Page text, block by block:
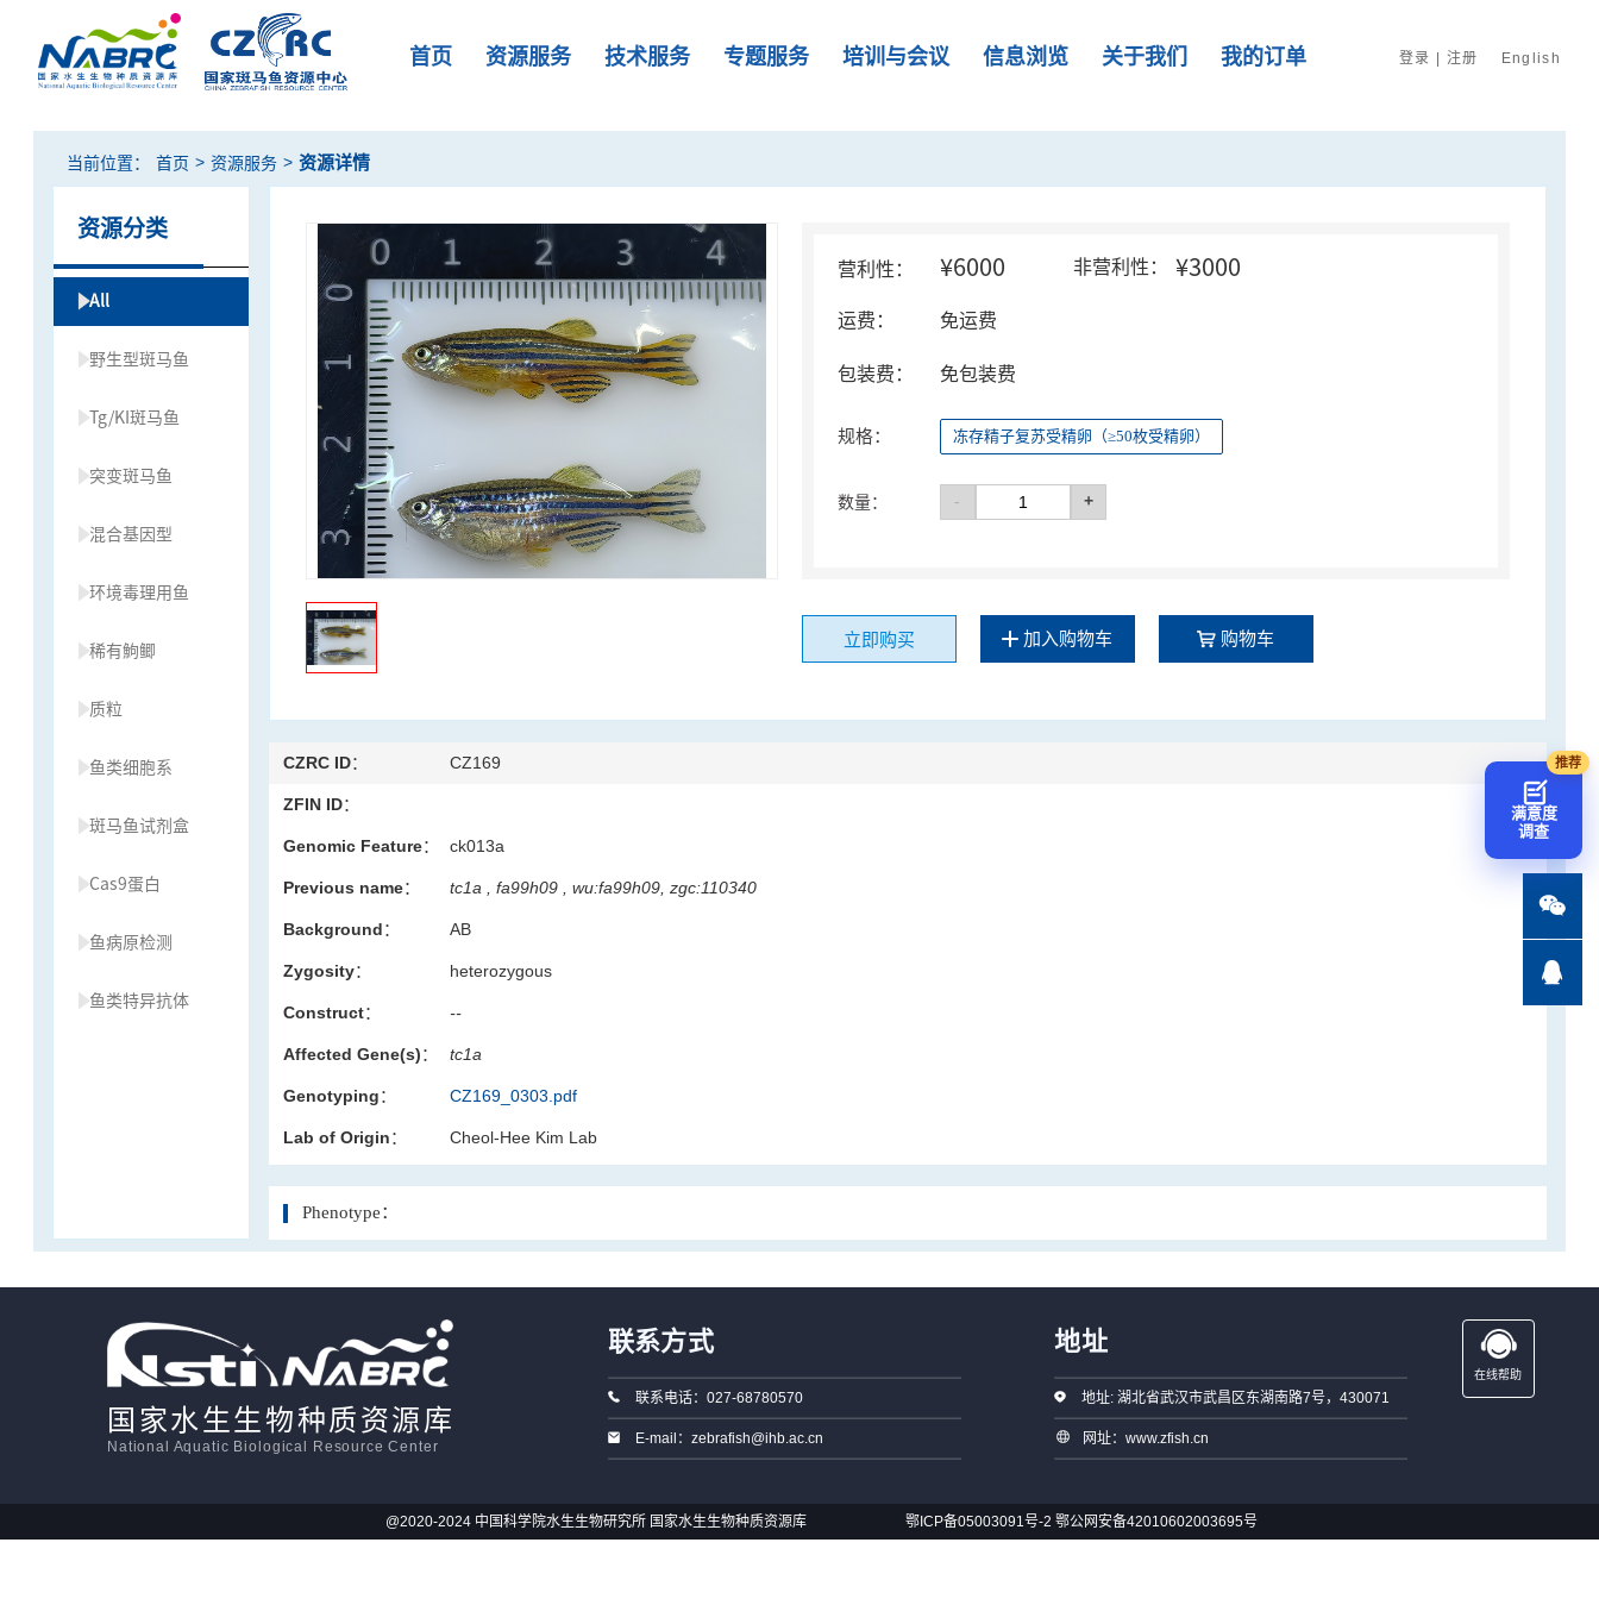
首页 资源服务 技术服务 专题服务 培训与会议 信息浏览 关于我们 我的订单 登录 | 注册 English
当前位置： 首页 > 资源服务 > 资源详情
资源分类
All
野生型斑马鱼
Tg/KI斑马鱼
突变斑马鱼
混合基因型
环境毒理用鱼
稀有鮈鲫
质粒
鱼类细胞系
斑马鱼试剂盒
Cas9蛋白
鱼病原检测
鱼类特异抗体
营利性： ¥6000 非营利性： ¥3000
运费： 免运费
包装费： 免包装费
规格： 冻存精子复苏受精卵（≥50枚受精卵）
数量： - +
立即购买 加入购物车 购物车
CZRC ID： CZ169
ZFIN ID：
Genomic Feature： ck013a
Previous name： tc1a , fa99h09 , wu:fa99h09, zgc:110340
Background： AB
Zygosity： heterozygous
Construct： --
Affected Gene(s)： tc1a
Genotyping： CZ169_0303.pdf
Lab of Origin： Cheol-Hee Kim Lab
Phenotype：
国家水生生物种质资源库
National Aquatic Biological Resource Center
联系方式
联系电话：027-68780570
E-mail：zebrafish@ihb.ac.cn
地址
地址: 湖北省武汉市武昌区东湖南路7号，430071
网址：www.zfish.cn
在线帮助
@2020-2024 中国科学院水生生物研究所 国家水生生物种质资源库 鄂ICP备05003091号-2 鄂公网安备42010602003695号
满意度
调查

